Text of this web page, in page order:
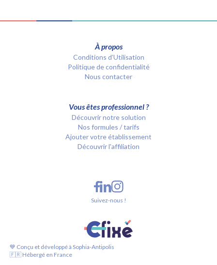
À propos
Conditions d’Utilisation
Politique de confidentialité
Nous contacter
Vous êtes professionnel ?
Découvrir notre solution
Nos formules / tarifs
Ajouter votre établissement
Découvrir l'affiliation
💙 Conçu et développé à Sophia-Antipolis
🇫🇷 Hébergé en France
Suivez-nous !